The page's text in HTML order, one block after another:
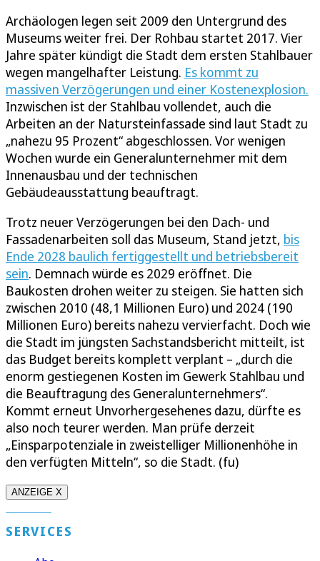
Archäologen legen seit 2009 den Untergrund des
Museums weiter frei. Der Rohbau startet 2017. Vier
Jahre später kündigt die Stadt dem ersten Stahlbauer
wegen mangelhafter Leistung. Es kommt zu
massiven Verzögerungen und einer Kostenexplosion.
Inzwischen ist der Stahlbau vollendet, auch die
Arbeiten an der Natursteinfassade sind laut Stadt zu
„nahezu 95 Prozent“ abgeschlossen. Vor wenigen
Wochen wurde ein Generalunternehmer mit dem
Innenausbau und der technischen
Gebäudeausstattung beauftragt.
Trotz neuer Verzögerungen bei den Dach- und
Fassadenarbeiten soll das Museum, Stand jetzt, bis
Ende 2028 baulich fertiggestellt und betriebsbereit
sein. Demnach würde es 2029 eröffnet. Die
Baukosten drohen weiter zu steigen. Sie hatten sich
zwischen 2010 (48,1 Millionen Euro) und 2024 (190
Millionen Euro) bereits nahezu vervierfacht. Doch wie
die Stadt im jüngsten Sachstandsbericht mitteilt, ist
das Budget bereits komplett verplant – „durch die
enorm gestiegenen Kosten im Gewerk Stahlbau und
die Beauftragung des Generalunternehmers“.
Kommt erneut Unvorhergesehenes dazu, dürfte es
also noch teurer werden. Man prüfe derzeit
„Einsparpotenziale in zweistelliger Millionenhöhe in
den verfügten Mitteln“, so die Stadt. (fu)
ANZEIGE X
SERVICES